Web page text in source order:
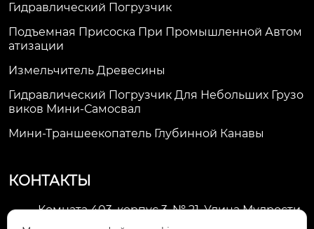
Гидравлический Погрузчик
Подъемная Присоска При Промышленной Автом
Атизации
Измельчитель Древесины
Гидравлический Погрузчик Для Небольших Грузо
Виков Мини-Самосвал
Мини-Траншеекопатель Глубинной Канавы
КОНТАКТЫ
Комната 403, корпус 3, № 21, Улица Мудрости,
Зона экономического развития Хуэйшань,